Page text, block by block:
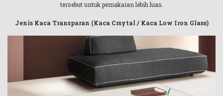
tersebut untuk pemakaian lebih luas.
Jenis Kaca Transparan (Kaca Crsytal / Kaca Low Iron Glass)